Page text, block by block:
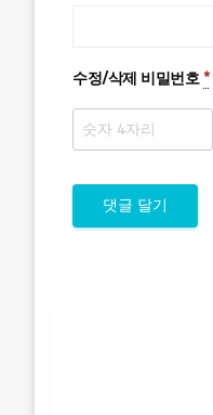
수정/삭제 비밀번호 *